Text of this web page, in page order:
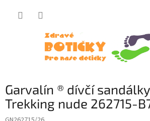
Garvalín ® dívčí
Trekking nude 262715-